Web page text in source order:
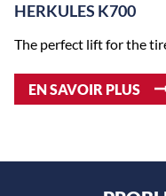
HERKULES K700
The perfect lift for the
EN SAVOIR PLUS